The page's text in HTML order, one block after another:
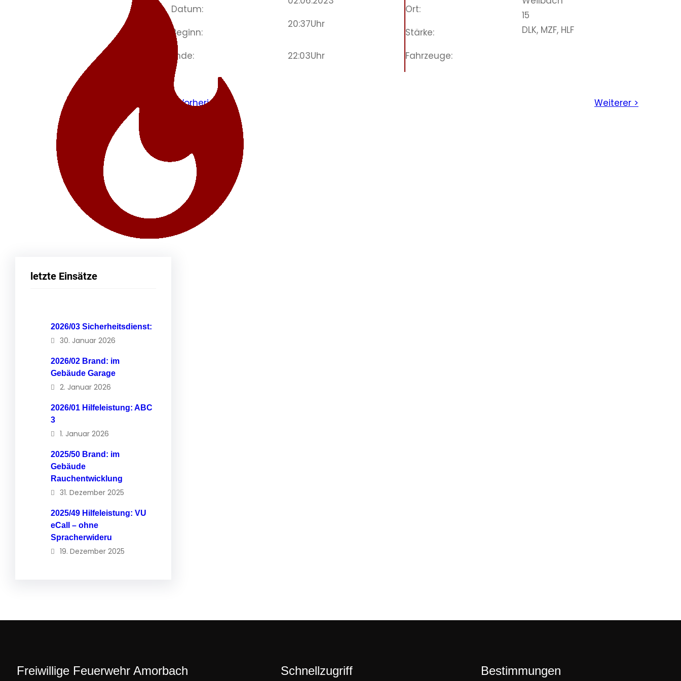
letzte Einsätze
2026/03 Sicherheitsdienst:
30. Januar 2026
2026/02 Brand: im
Gebäude Garage
2. Januar 2026
2026/01 Hilfeleistung: ABC
3
1. Januar 2026
2025/50 Brand: im
Gebäude
Rauchentwicklung
31. Dezember 2025
2025/49 Hilfeleistung: VU
eCall – ohne
Spracherwideru
19. Dezember 2025
Datum:
Beginn:
Ende:
20:37Uhr
22:03Uhr
Ort:
Stärke:
Fahrzeuge:
15
DLK, MZF, HLF
< Vorheriger Weiterer >
Freiwillige Feuerwehr Amorbach Schnellzugriff Bestimmungen